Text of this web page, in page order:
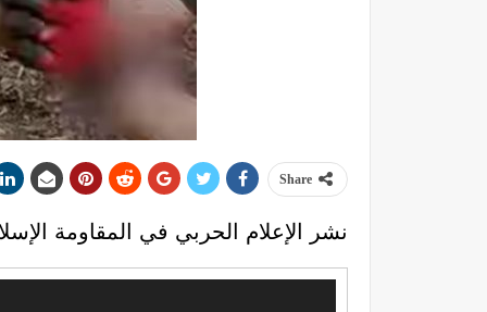
Share
نشر الإعلام الحربي في المقاومة